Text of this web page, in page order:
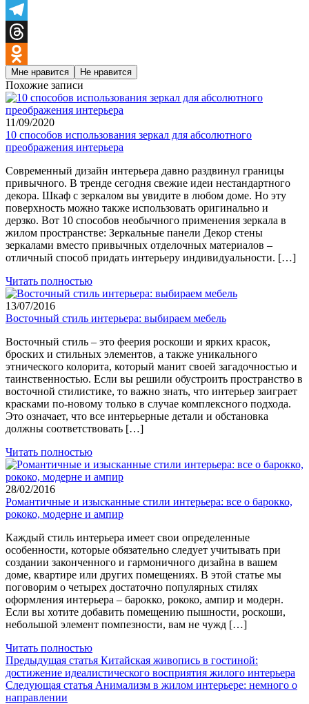
WeChat
Telegram
Threads
Odnoklassniki
Мне нравится Не нравится
Похожие записи
11/09/2020
10 способов использования зеркал для абсолютного
преображения интерьера
Современный дизайн интерьера давно раздвинул границы
привычного. В тренде сегодня свежие идеи нестандартного
декора. Шкаф с зеркалом вы увидите в любом доме. Но эту
поверхность можно также использовать оригинально и
дерзко. Вот 10 способов необычного применения зеркала в
жилом пространстве: Зеркальные панели Декор стены
зеркалами вместо привычных отделочных материалов –
отличный способ придать интерьеру индивидуальности. […]
Читать полностью
13/07/2016
Восточный стиль интерьера: выбираем мебель
Восточный стиль – это феерия роскоши и ярких красок,
броских и стильных элементов, а также уникального
этнического колорита, который манит своей загадочностью и
таинственностью. Если вы решили обустроить пространство в
восточной стилистике, то важно знать, что интерьер заиграет
красками по-новому только в случае комплексного подхода.
Это означает, что все интерьерные детали и обстановка
должны соответствовать […]
Читать полностью
28/02/2016
Романтичные и изысканные стили интерьера: все о барокко,
рококо, модерне и ампир
Каждый стиль интерьера имеет свои определенные
особенности, которые обязательно следует учитывать при
создании законченного и гармоничного дизайна в вашем
доме, квартире или других помещениях. В этой статье мы
поговорим о четырех достаточно популярных стилях
оформления интерьера – барокко, рококо, ампир и модерн.
Если вы хотите добавить помещению пышности, роскоши,
небольшой элемент помпезности, вам не чужд […]
Читать полностью
Предыдущая статья Китайская живопись в гостиной:
достижение идеалистического восприятия жилого интерьера
Следующая статья Анимализм в жилом интерьере: немного о
направлении